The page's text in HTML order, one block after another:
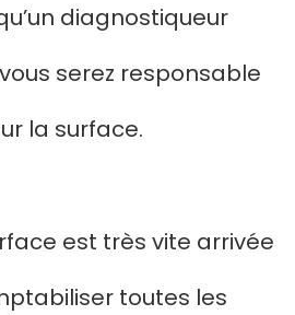
diagnostiqueur
serez responsable
la surface.
est très vite arrivée
toutes les